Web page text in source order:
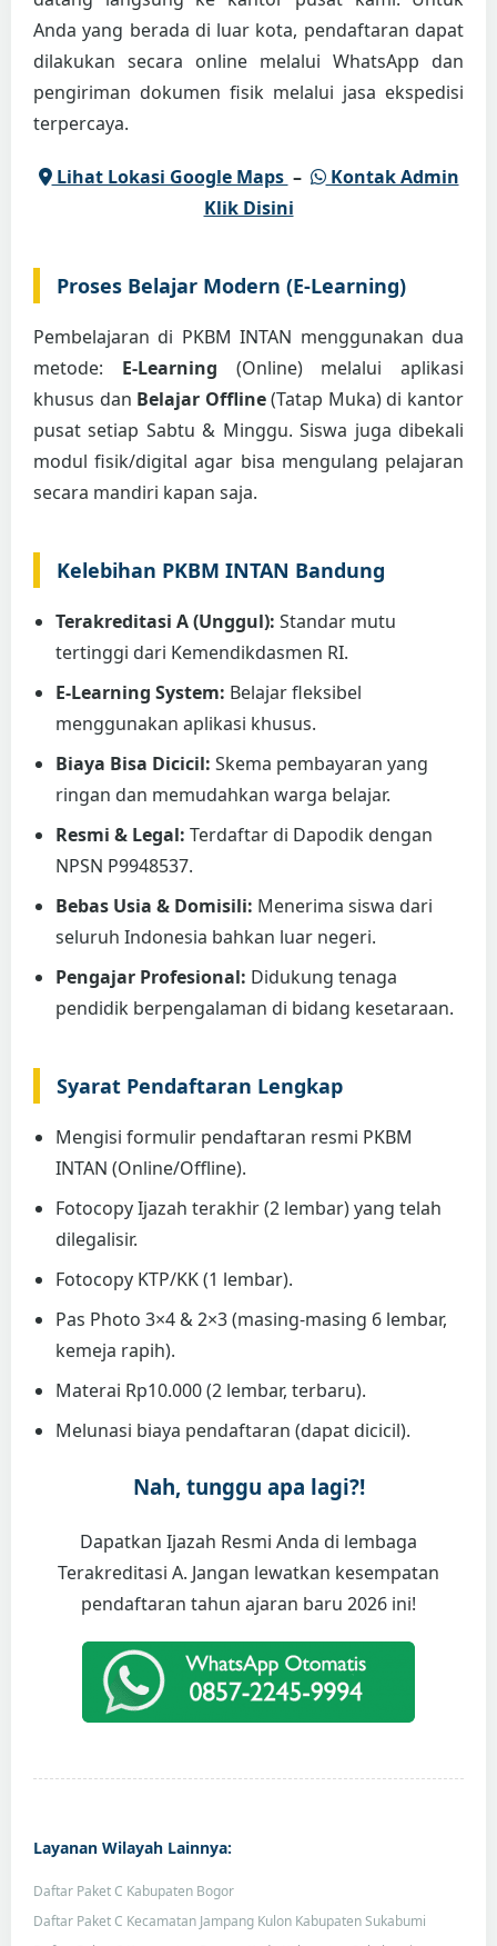
Anda yang berada di luar kota, pendaftaran dapat
dilakukan secara online melalui WhatsApp dan
pengiriman dokumen fisik melalui jasa ekspedisi
terpercaya.
Lihat Lokasi Google Maps –
Kontak Admin
Klik Disini
Proses Belajar Modern (E-Learning)
Pembelajaran di PKBM INTAN menggunakan dua
metode: E-Learning (Online) melalui aplikasi
khusus dan Belajar Offline(Tatap Muka) di kantor
pusat setiap Sabtu & Minggu. Siswa juga dibekali
modul fisik/digital agar bisa mengulang pelajaran
secara mandiri kapan saja.
Kelebihan PKBM INTAN Bandung
Terakreditasi A (Unggul): Standar mutu
tertinggi dari Kemendikdasmen RI.
E-Learning System: Belajar fleksibel
menggunakan aplikasi khusus.
Biaya Bisa Dicicil: Skema pembayaran yang
ringan dan memudahkan warga belajar.
Resmi & Legal: Terdaftar di Dapodik dengan
NPSN P9948537.
Bebas Usia & Domisili: Menerima siswa dari
seluruh Indonesia bahkan luar negeri.
Pengajar Profesional: Didukung tenaga
pendidik berpengalaman di bidang kesetaraan.
Syarat Pendaftaran Lengkap
Mengisi formulir pendaftaran resmi PKBM
INTAN (Online/Offline).
Fotocopy Ijazah terakhir (2 lembar) yang telah
dilegalisir.
Fotocopy KTP/KK (1 lembar).
Pas Photo 3×4 & 2×3 (masing-masing 6 lembar,
kemeja rapih).
Materai Rp10.000 (2 lembar, terbaru).
Melunasi biaya pendaftaran (dapat dicicil).
Nah, tunggu apa lagi?!
Dapatkan Ijazah Resmi Anda di lembaga
Terakreditasi A. Jangan lewatkan kesempatan
pendaftaran tahun ajaran baru 2026 ini!
Layanan Wilayah Lainnya:
Daftar Paket C Kabupaten Bogor
Daftar Paket C Kecamatan Jampang Kulon Kabupaten Sukabumi